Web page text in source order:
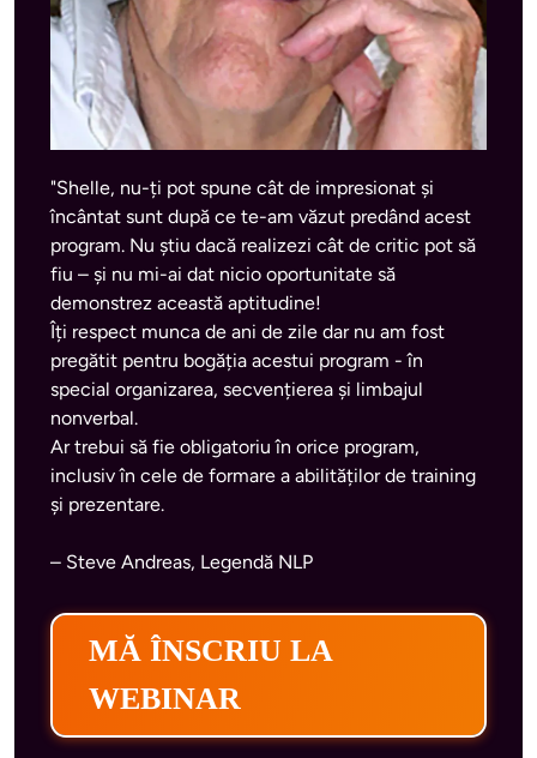
"Shelle, nu-ți pot spune cât de impresionat și
încântat sunt după ce te-am văzut predând acest
program. Nu știu dacă realizezi cât de critic pot să
fiu – și nu mi-ai dat nicio oportunitate să
demonstrez această aptitudine!
Îți respect munca de ani de zile dar nu am fost
pregătit pentru bogăția acestui program - în
special organizarea, secvențierea și limbajul
nonverbal.
Ar trebui să fie obligatoriu în orice program,
inclusiv în cele de formare a abilităților de training
– Steve Andreas, Legendă NLP
MĂ ÎNSCRIU LA
WEBINAR